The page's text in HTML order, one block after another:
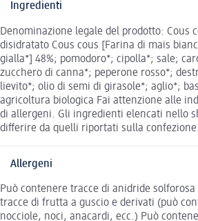
Ingredienti
Denominazione legale del prodotto: Cous
disidratato Cous cous [Farina di mais
gialla*] 48%; pomodoro*; cipolla*; sale;
zucchero di canna*; peperone rosso*;
lievito*; olio di semi di girasole*; aglio*;
agricoltura biologica Fai attenzione alle
di allergeni. Gli ingredienti elencati nello
differire da quelli riportati sulla confezione.
Allergeni
Può contenere tracce di anidride
tracce di frutta a guscio e derivati (può
nocciole, noci, anacardi, ecc.) Può